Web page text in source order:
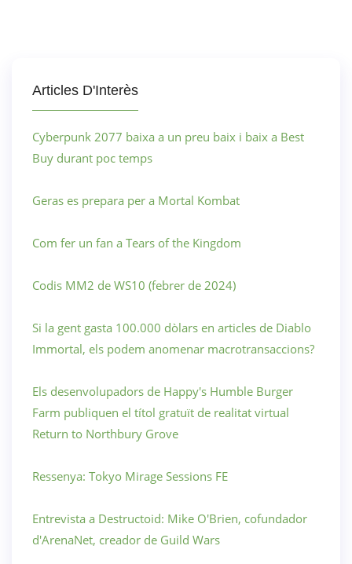
Articles D'Interès
Cyberpunk 2077 baixa a un preu baix i baix a Best
Buy durant poc temps
Geras es prepara per a Mortal Kombat
Com fer un fan a Tears of the Kingdom
Codis MM2 de WS10 (febrer de 2024)
Si la gent gasta 100.000 dòlars en articles de Diablo
Immortal, els podem anomenar macrotransaccions?
Els desenvolupadors de Happy's Humble Burger
Farm publiquen el títol gratuït de realitat virtual
Return to Northbury Grove
Ressenya: Tokyo Mirage Sessions FE
Entrevista a Destructoid: Mike O'Brien, cofundador
d'ArenaNet, creador de Guild Wars